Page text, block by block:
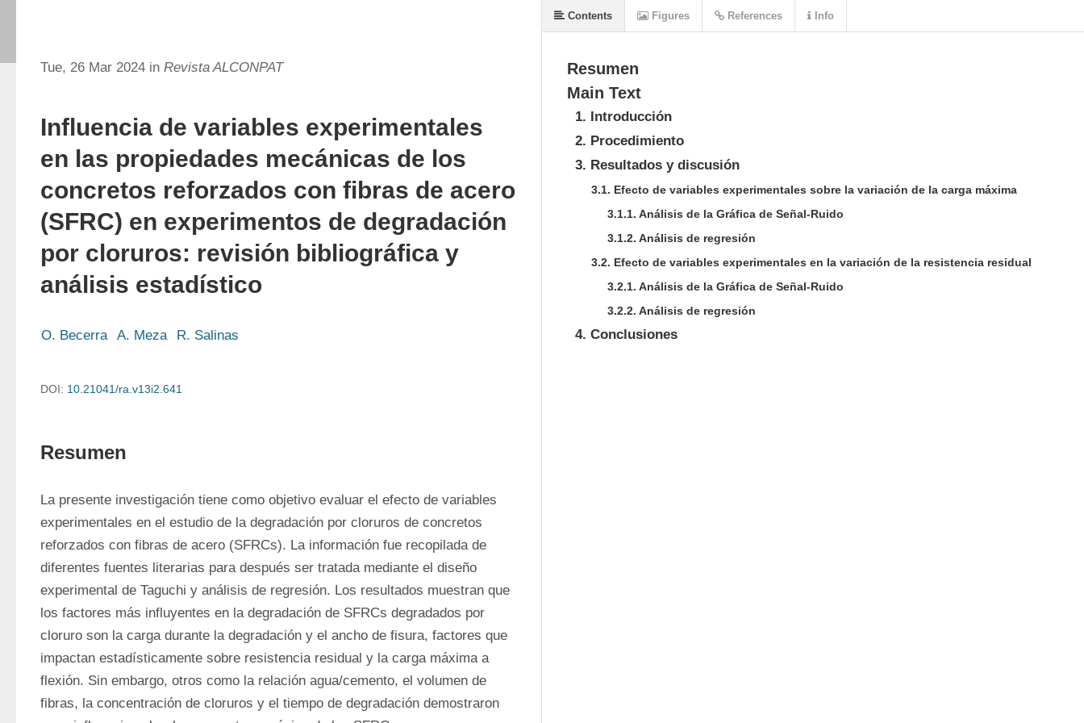
Tue, 26 Mar 2024 in Revista ALCONPAT
Influencia de variables experimentales
en las propiedades mecánicas de los
concretos reforzados con fibras de acero
(SFRC) en experimentos de degradación
por cloruros: revisión bibliográfica y
análisis estadístico
O. Becerra A. Meza R. Salinas
DOI: 10.21041/ra.v13i2.641
Resumen
La presente investigación tiene como objetivo evaluar el efecto de variables
experimentales en el estudio de la degradación por cloruros de concretos
reforzados con fibras de acero (SFRCs). La información fue recopilada de
diferentes fuentes literarias para después ser tratada mediante el diseño
experimental de Taguchi y análisis de regresión. Los resultados muestran que
los factores más influyentes en la degradación de SFRCs degradados por
cloruro son la carga durante la degradación y el ancho de fisura, factores que
impactan estadísticamente sobre resistencia residual y la carga máxima a
flexión. Sin embargo, otros como la relación agua/cemento, el volumen de
fibras, la concentración de cloruros y el tiempo de degradación demostraron
Resumen
Main Text
1. Introducción
2. Procedimiento
3. Resultados y discusión
3.1. Efecto de variables experimentales sobre la variación de la carga máxima
3.1.1. Análisis de la Gráfica de Señal-Ruido
3.1.2. Análisis de regresión
3.2. Efecto de variables experimentales en la variación de la resistencia residual
3.2.1. Análisis de la Gráfica de Señal-Ruido
3.2.2. Análisis de regresión
4. Conclusiones
Contents Figures References Info